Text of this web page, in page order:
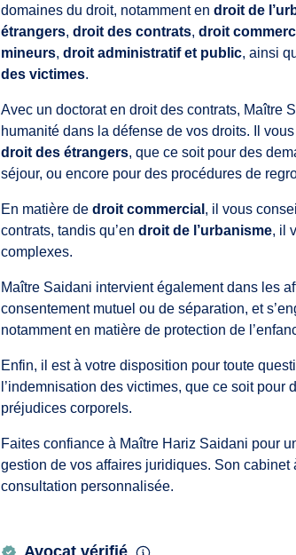
domaines du droit, notamment en droit de
étrangers, droit des contrats, droit
mineurs, droit administratif et public, ainsi
des victimes.
Avec un doctorat en droit des contrats, Maître
humanité dans la défense de vos droits. Il
droit des étrangers, que ce soit pour des
séjour, ou encore pour des procédures de
En matière de droit commercial , il vous
contrats, tandis qu’en droit de l’urbanisme, il
complexes.
Maître Saidani intervient également dans les
consentement mutuel ou de séparation, et
notamment en matière de protection de
Enfin, il est à votre disposition pour toute
l’indemnisation des victimes, que ce soit pour
préjudices corporels.
Faites confiance à Maître Hariz Saidani pour
gestion de vos affaires juridiques. Son
consultation personnalisée.